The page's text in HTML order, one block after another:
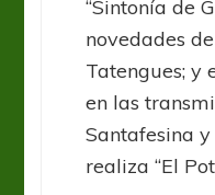
“Sintonía de
novedades
Tatengues; y
en las
Santafesina
realiza “El